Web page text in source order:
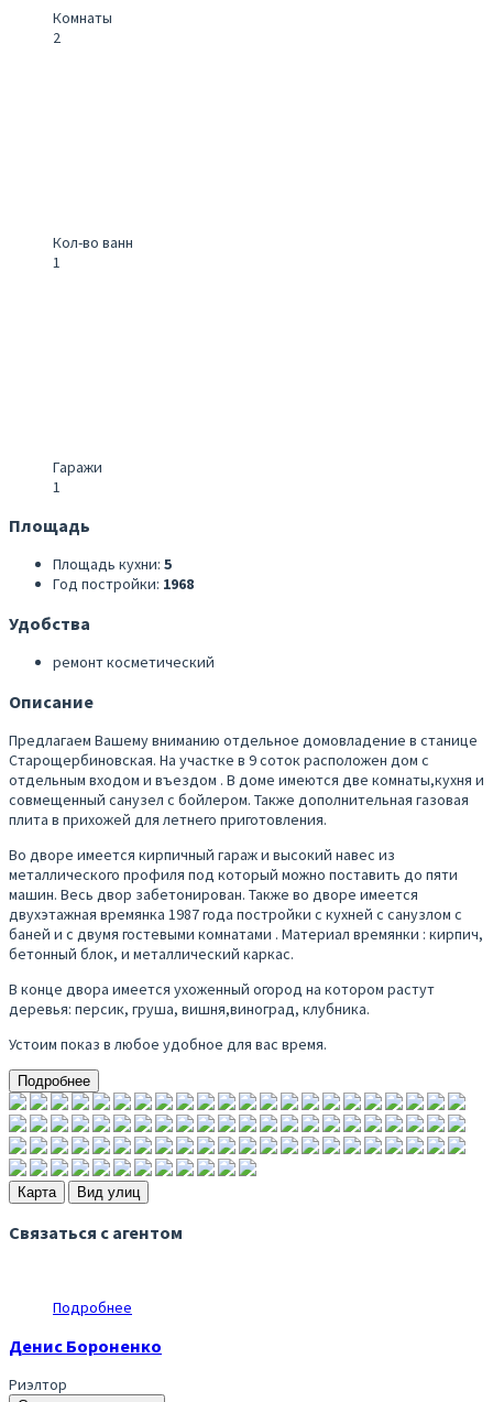
Комнаты
2
Кол-во ванн
1
Гаражи
1
Площадь
Площадь кухни: 5
Год постройки: 1968
Удобства
ремонт косметический
Описание
Предлагаем Вашему вниманию отдельное домовладение в станице
Старощербиновская. На участке в 9 соток расположен дом с
отдельным входом и въездом . В доме имеются две комнаты,кухня и
совмещенный санузел с бойлером. Также дополнительная газовая
плита в прихожей для летнего приготовления.
Во дворе имеется кирпичный гараж и высокий навес из
металлического профиля под который можно поставить до пяти
машин. Весь двор забетонирован. Также во дворе имеется
двухэтажная времянка 1987 года постройки с кухней с санузлом с
баней и с двумя гостевыми комнатами . Материал времянки : кирпич,
бетонный блок, и металлический каркас.
В конце двора имеется ухоженный огород на котором растут
деревья: персик, груша, вишня,виноград, клубника.
Устоим показ в любое удобное для вас время.
Подробнее
Карта Вид улиц
Связаться с агентом
Подробнее
Денис Бороненко
Риэлтор